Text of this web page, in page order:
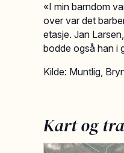
«I min barndom
over var det
etasje. Jan
bodde også han i
Kilde: Muntlig,
Kart og